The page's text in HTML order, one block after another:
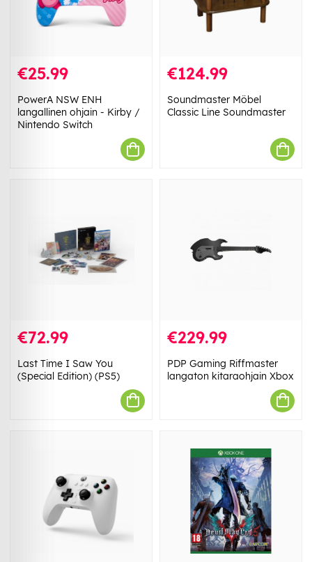
€25.99
PowerA NSW ENH
langallinen ohjain - Kirby /
Nintendo Switch
€124.99
Soundmaster Möbel
Classic Line Soundmaster
€72.99
Last Time I Saw You
(Special Edition) (PS5)
€229.99
PDP Gaming Riffmaster
langaton kitaraohjain Xbox